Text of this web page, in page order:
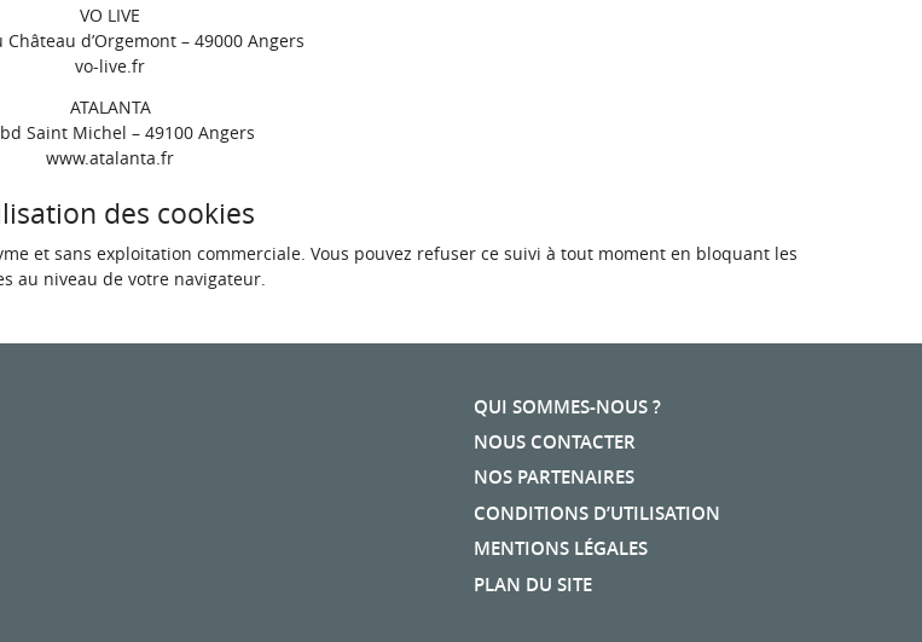
VO LIVE
d’Orgemont – 49000 Angers
vo-live.fr
ATALANTA
Saint Michel – 49100 Angers
www.atalanta.fr
des cookies
et sans exploitation commerciale. Vous pouvez refuser ce suivi à tout moment en bloquant les
au niveau de votre navigateur.
QUI SOMMES-NOUS ?
NOUS CONTACTER
NOS PARTENAIRES
CONDITIONS D’UTILISATION
MENTIONS LÉGALES
PLAN DU SITE